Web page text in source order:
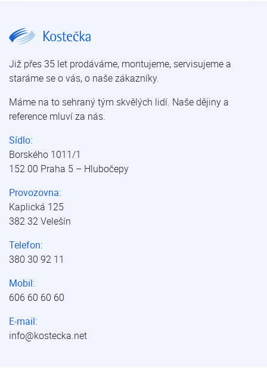
Již přes 35 let prodáváme, montujeme, servisujeme a
staráme se o vás, o naše zákazníky.
Máme na to sehraný tým skvělých lidí. Naše dějiny a
reference mluví za nás.
Sídlo:
Borského 1011/1
152 00 Praha 5 – Hlubočepy
Provozovna:
Kaplická 125
382 32 Velešín
Telefon:
380 30 92 11
Mobil:
606 60 60 60
E-mail:
info@kostecka.net